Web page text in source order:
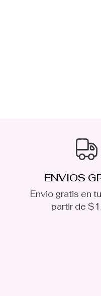
ENVIOS
Envio gratis en
partir de